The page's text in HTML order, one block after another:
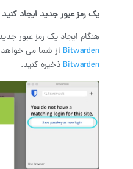
یک رمز عبور جدید ایجاد کنید
هنگام ایجاد یک رمز عبور
Bitwarden از شما می خواهد
Bitwarden ذخیره کنید.